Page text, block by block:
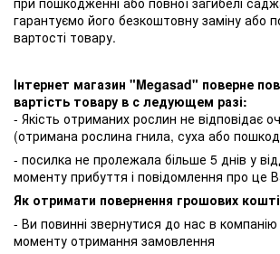
гарантуємо його безкоштовну заміну або
вартості товару.
Інтернет магазин "Megasad" поверне
вартість товару в с ледующем разі:
- Якість отриманих рослин не відповідає
(отримана рослина гнила, суха або
- посилка не пролежала більше 5 днів у
моменту прибуття і повідомлення про це
Як отримати повернення грошових
- Ви повинні звернутися до нас в компанію
моменту отримання замовлення